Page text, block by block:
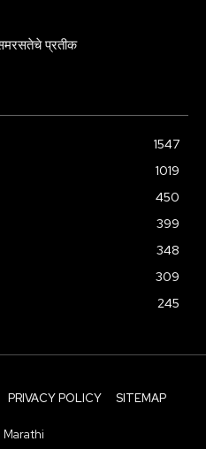
प्रतीक
1547
1019
450
399
348
309
245
PRIVACY POLICY SITEMAP
Marathi